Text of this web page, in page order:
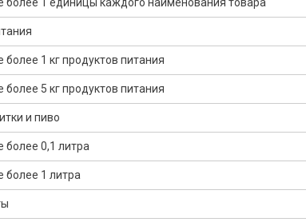
более 1 единицы каждого наименования товара
более 1 кг продуктов питания
более 5 кг продуктов питания
и пиво
более 0,1 литра
более 1 литра